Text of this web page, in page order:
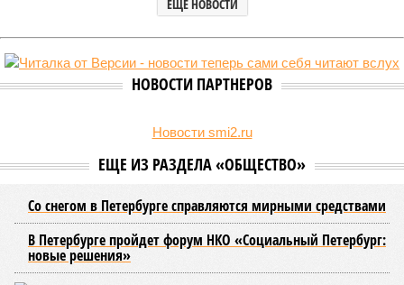
В текущем году в высшие учебные заведения Петербурга по
специальной квоте для участников СВО и их детей зачислено
свыше 3,4 тысячи студентов, что значительно превышает
прошлогодние показатели.
Примечательно, что значительная часть из них получила
сдавал ЕГЭ, показали минимально необходимые
изданием «Фонтанка»,выявилпопулярные направления и
объемы приема по данной категории.
Данная квота была введена четыре года назад, заменив
собой ранее существовавшую особую льготу для детей-